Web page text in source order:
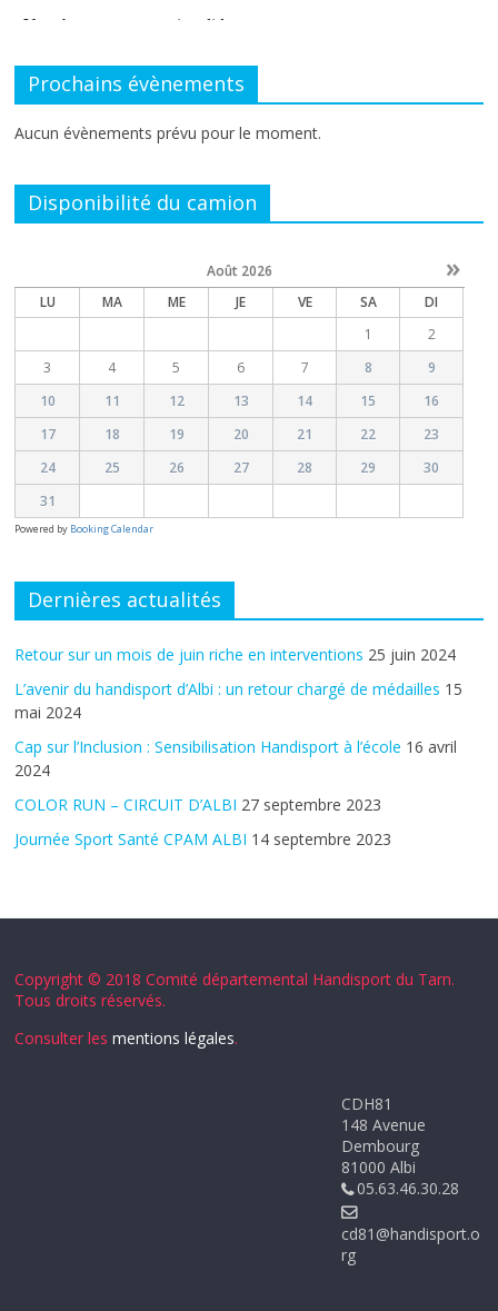
Prochains évènements
Aucun évènements prévu pour le moment.
Disponibilité du camion
»
Août 2026
LU
MA ME JE VE SA
DI
1
2
3
4 5 6 7 8
9
10
11 12 13 14 15
16
17
18 19 20 21 22
23
24
25 26 27 28 29
30
31
Powered by Booking Calendar
Dernières actualités
Retour sur un mois de juin riche en interventions 25 juin 2024
L’avenir du handisport d’Albi : un retour chargé de médailles 15
mai 2024
Cap sur l’Inclusion : Sensibilisation Handisport à l’école 16 avril
2024
COLOR RUN – CIRCUIT D’ALBI 27 septembre 2023
Journée Sport Santé CPAM ALBI 14 septembre 2023
Copyright © 2018 Comité départemental Handisport du Tarn.
Tous droits réservés.
Consulter lesmentions légales.
CDH81
148 Avenue
Dembourg
81000 Albi
05.63.46.30.28
cd81@handisport.o
rg